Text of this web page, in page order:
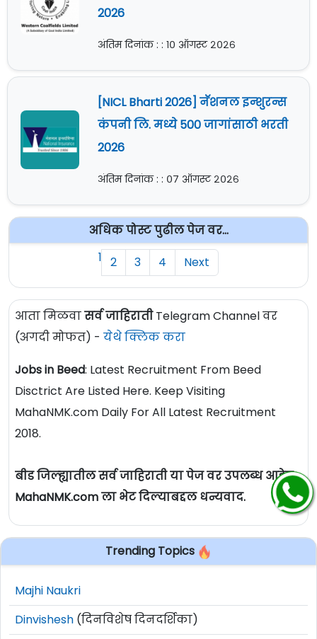
2026
अंतिम दिनांक : : १० ऑगस्ट २०२६
[NICL Bharti 2026] नॅशनल इन्शुरन्स
कंपनी लि. मध्ये 500 जागांसाठी भरती
2026
अंतिम दिनांक : : ०७ ऑगस्ट २०२६
अधिक पोस्ट पुढील पेज वर...
1 2 3 4 Next
आता मिळवासर्व जाहिरातीTelegram Channel वर
(अगदी मोफत) - येथे क्लिक करा
Jobs in Beed: Latest Recruitment From Beed
Disctrict Are Listed Here. Keep Visiting
MahaNMK.com Daily For All Latest Recruitment
2018.
बीड जिल्ह्यातील सर्व जाहिराती या पेज वर उपलब्ध आहेत.
MahaNMK.com ला भेट दिल्याबद्दल धन्यवाद.
Trending Topics
Majhi Naukri
Dinvishesh (दिनविशेष दिनदर्शिका)